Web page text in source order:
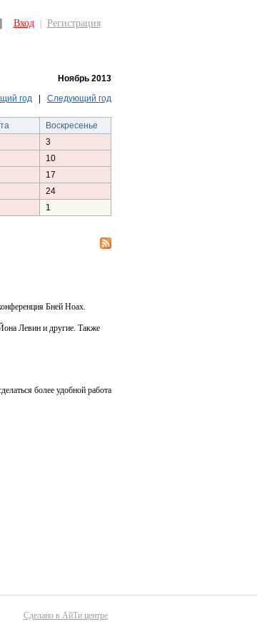
Вход Регистрация
Ноябрь 2013
год| Следующий год
Воскресенье
3
10
17
24
1
Бней Ноах.
Левин и другие. Также
более удобной работа
Сделано в АйТи центре